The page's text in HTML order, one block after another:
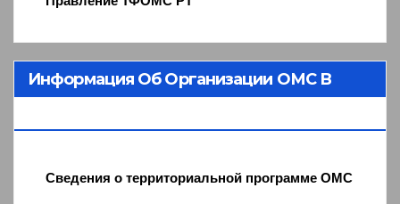
Информация Об Организации ОМС В
Сведения о территориальной программе ОМС